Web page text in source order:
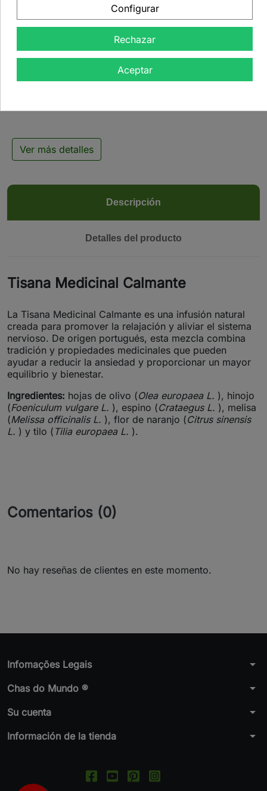

Tisana medicinal
Ver más detalles
Descripción
Detalles del producto
Tisana Medicinal Calmante
La Tisana Medicinal Calmante es una infusión natural
creada para promover la relajación y aliviar el sistema
nervioso. De origen portugués, esta mezcla combina
tradición y propiedades medicinales que pueden
ayudar a reducir la ansiedad y proporcionar un mayor
equilibrio y bienestar.
Ingredientes: hojas de olivo (Olea europaea L. ), hinojo
(Foeniculum vulgare L. ), espino (Crataegus L. ), melisa
(Melissa officinalis L. ), flor de naranjo (Citrus sinensis
L. ) y tilo ( Tilia europaea L. ).
Comentarios (0)
No hay reseñas de clientes en este momento.
Infomações Legais arrow_drop_down
Chas do Mundo ® arrow_drop_down
Su cuenta arrow_drop_down
Información de la tienda arrow_drop_down
Configurar
Rechazar
Aceptar